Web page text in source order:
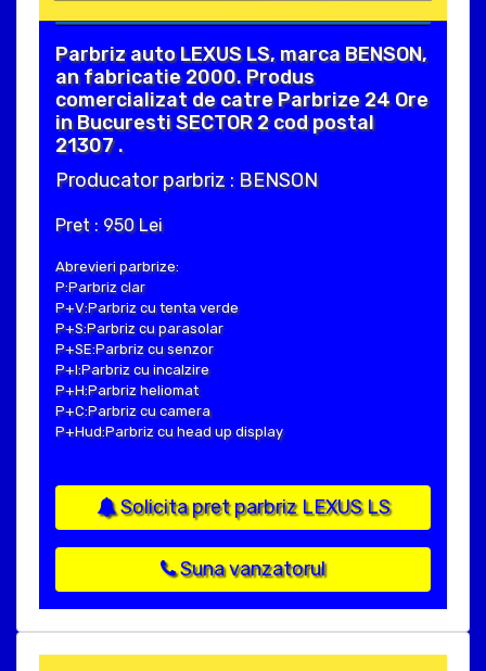
Parbriz auto LEXUS LS, marca BENSON,
an fabricatie 2000. Produs
comercializat de catre Parbrize 24 Ore
in Bucuresti SECTOR 2 cod postal
21307 .
Producator parbriz : BENSON
Pret : 950 Lei
Abrevieri parbrize:
P:Parbriz clar
P+V:Parbriz cu tenta verde
P+S:Parbriz cu parasolar
P+SE:Parbriz cu senzor
P+I:Parbriz cu incalzire
P+H:Parbriz heliomat
P+C:Parbriz cu camera
P+Hud:Parbriz cu head up display
Solicita pret parbriz LEXUS LS
Suna vanzatorul